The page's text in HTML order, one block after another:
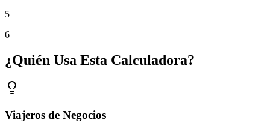
5
6
¿Quién Usa Esta Calculadora?
Viajeros de Negocios